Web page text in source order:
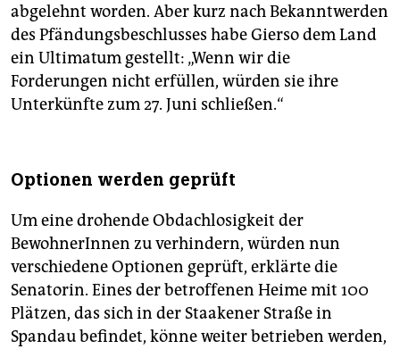
abgelehnt worden. Aber kurz nach Bekanntwerden
des Pfändungsbeschlusses habe Gierso dem Land
ein Ultimatum gestellt: „Wenn wir die
Forderungen nicht erfüllen, würden sie ihre
Unterkünfte zum 27. Juni schließen.“
Optionen werden geprüft
Um eine drohende Obdachlo­sigkeit der
BewohnerInnen zu verhindern, würden nun
verschiedene Optionen geprüft, erklärte die
Senatorin. Eines der betroffenen Heime mit 100
Plätzen, das sich in der Staakener Straße in
Spandau befindet, könne weiter betrieben werden,